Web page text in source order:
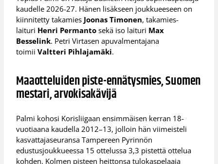
kaudelle 2026-27. Hänen lisäkseen joukkueeseen on
kiinnitetty takamies Joonas Timonen, takamies-
laituri Henri Permanto sekä iso laituri Max
Besselink. Petri Virtasen apuvalmentajana
toimiiValtteri Pihlajamäki.
Maaotteluiden piste-ennätysmies, Suomen
mestari, arvokisakävijä
Palmi kohosi Korisliigaan ensimmäisen kerran 18-
vuotiaana kaudella 2012–13, jolloin hän viimeisteli
kasvattajaseuransa Tampereen Pyrinnön
edustusjoukkueessa 15 ottelussa 3,3 pistettä ottelua
kohden. Kolmen pisteen heittonsa tulokaspelaaja